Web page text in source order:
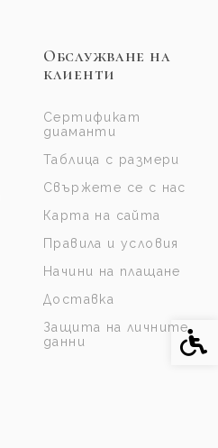
Обслужване на
клиенти
Сертификат
диаманти
Таблица с размери
Свържете се с нас
Карта на сайта
Правила и условия
Начини на плащане
Доставка
Защита на личните
данни